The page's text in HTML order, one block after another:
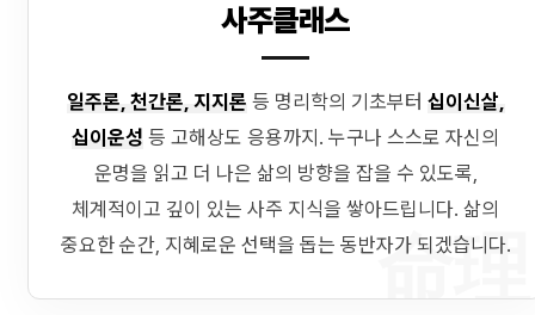
命理
사주클래스
일주론, 천간론, 지지론 등 명리학의 기초부터 십이신살,
십이운성 등 고해상도 응용까지. 누구나 스스로 자신의
운명을 읽고 더 나은 삶의 방향을 잡을 수 있도록,
체계적이고 깊이 있는 사주 지식을 쌓아드립니다. 삶의
중요한 순간, 지혜로운 선택을 돕는 동반자가 되겠습니다.